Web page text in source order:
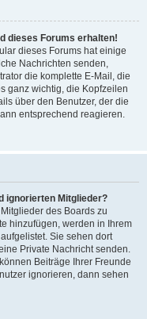
dieses Forums erhalten!
dieses Forums hat einige
Nachrichten senden,
die komplette E-Mail, die
ganz wichtig, die Kopfzeilen
über den Benutzer, der die
entsprechend reagieren.
ignorierten Mitglieder?
des Boards zu
hinzufügen, werden in Ihrem
Sie sehen dort
Private Nachricht senden.
Beiträge Ihrer Freunde
ignorieren, dann sehen